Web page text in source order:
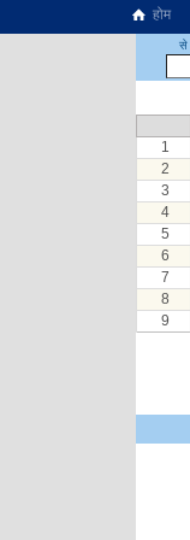
होम
से
1
2
3
4
5
6
7
8
9